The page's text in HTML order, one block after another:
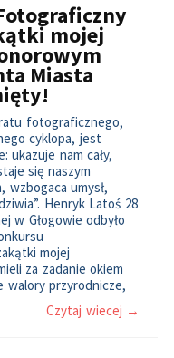
mojej
Miasta
fotograficznego,
cyklopa, jest
ukazuje nam cały,
się naszym
wzbogaca umysł,
Henryk Latoś 28
w Głogowie odbyło
mojej
za zadanie okiem
walory przyrodnicze,
Czytaj wiecej →